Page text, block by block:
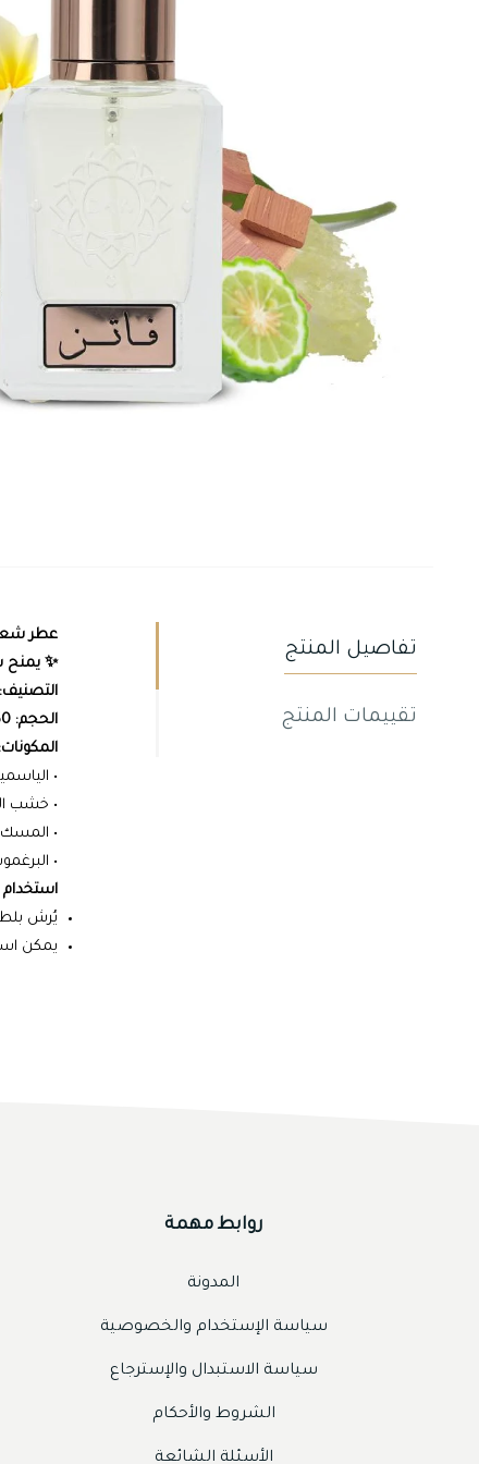
تفاصيل المنتج
تقييمات المنتج
عطر
✨ يمنح
الحجم: 50 مل
المكونات:
•
• خشب
•
•
استخدام
يُرش
يمكن
روابط مهمة
المدونة
سياسة الإستخدام والخصوصية
سياسة الاستبدال والإسترجاع
الشروط والأحكام
الأسئلة الشائعة